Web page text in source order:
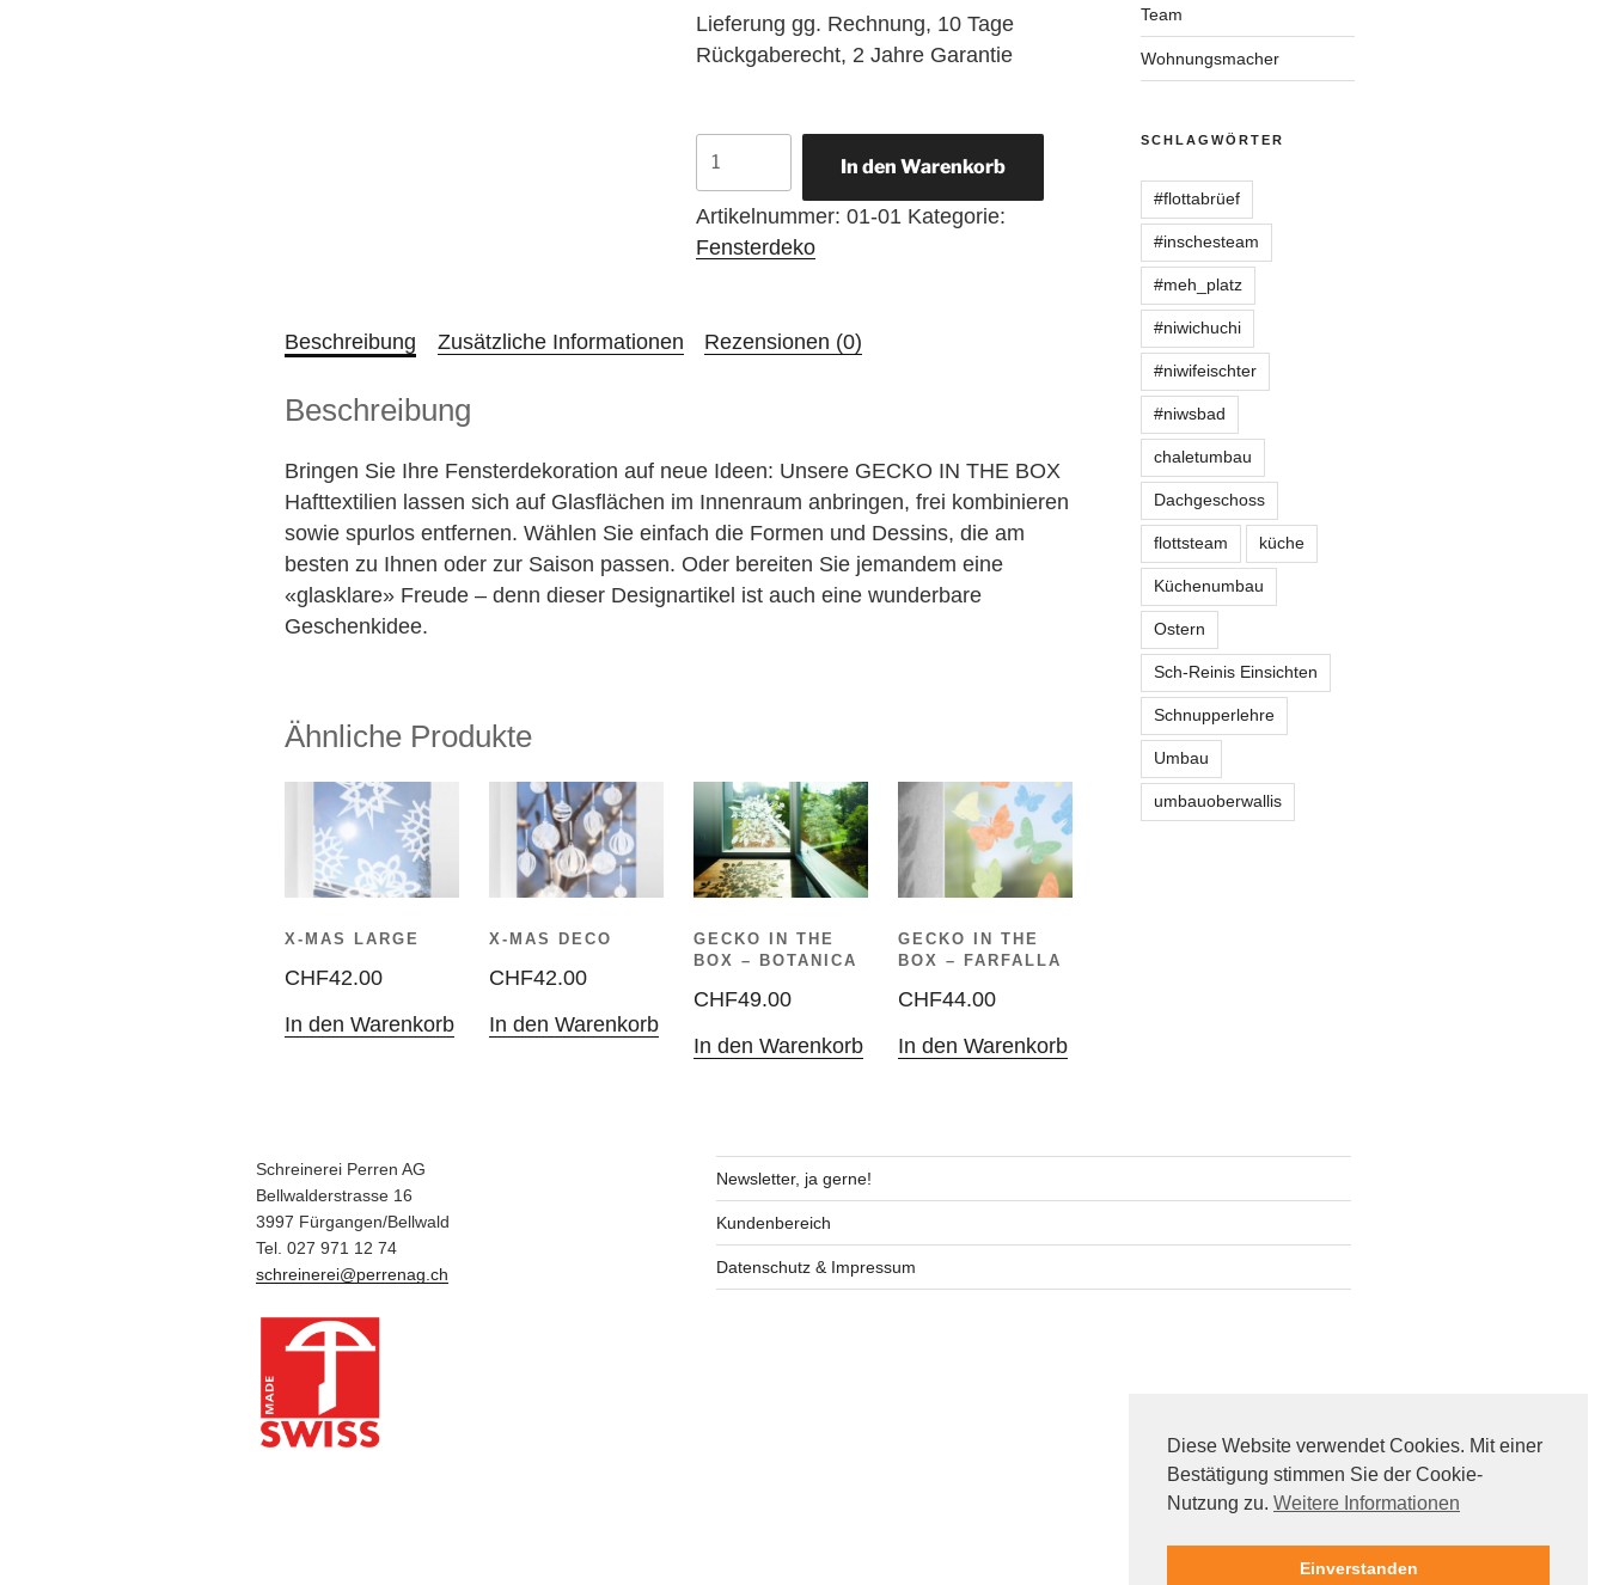
Lieferung gg. Rechnung, 10 Tage
Rückgaberecht, 2 Jahre Garantie
THE
BOX
Menge
In den Warenkorb
Artikelnummer:01-01 Kategorie:
Fensterdeko
Beschreibung Zusätzliche Informationen Rezensionen (0)
Beschreibung
Bringen Sie Ihre Fensterdekoration auf neue Ideen: Unsere GECKO IN THE BOX
Hafttextilien lassen sich auf Glasflächen im Innenraum anbringen, frei kombinieren
sowie spurlos entfernen. Wählen Sie einfach die Formen und Dessins, die am
besten zu Ihnen oder zur Saison passen. Oder bereiten Sie jemandem eine
«glasklare» Freude – denn dieser Designartikel ist auch eine wunderbare
Geschenkidee.
Ähnliche Produkte
X-MAS LARGE
CHF42.00
In den Warenkorb
X-MAS DECO
CHF42.00
In den Warenkorb
GECKO IN THE
BOX – BOTANICA
CHF49.00
In den Warenkorb
GECKO IN THE
BOX – FARFALLA
CHF44.00
In den Warenkorb
Team
Wohnungsmacher
SCHLAGWÖRTER
#flottabrüef
#inschesteam
#meh_platz
#niwichuchi
#niwifeischter
#niwsbad
chaletumbau
Dachgeschoss
flottsteam küche
Küchenumbau
Ostern
Sch-Reinis Einsichten
Schnupperlehre
Umbau
umbauoberwallis
Schreinerei Perren AG
Bellwalderstrasse 16
3997 Fürgangen/Bellwald
Tel. 027 971 12 74
schreinerei@perrenag.ch
Newsletter, ja gerne!
Kundenbereich
Datenschutz & Impressum
Diese Website verwendet Cookies. Mit einer
Bestätigung stimmen Sie der Cookie-
Nutzung zu. Weitere Informationen
Einverstanden